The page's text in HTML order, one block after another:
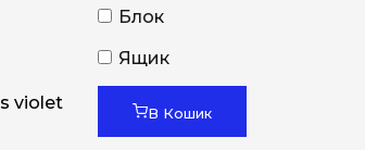
violet
Блок
Ящик
В Кошик